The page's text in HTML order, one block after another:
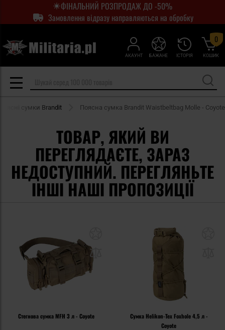
ФІНАЛЬНИЙ РОЗПРОДАЖ ДО -50%
Замовлення відразу направляються на обробку
АКАУНТ ІСТОРІЯ
БАЖАНЕ КОШИК
0
сумки Brandit Поясна сумка Brandit Waistbeltbag Molle - Coyote
ТОВАР, ЯКИЙ ВИ
ПЕРЕГЛЯДАЄТЕ, ЗАРАЗ
НЕДОСТУПНИЙ. ПЕРЕГЛЯНЬТЕ
ІНШІ НАШІ ПРОПОЗИЦІЇ
Стегнова сумка MFH 3 л - Coyote
Сумка Helikon-Tex Foxhole 4,5 л -
Coyote